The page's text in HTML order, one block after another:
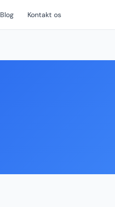
Blog Kontakt os